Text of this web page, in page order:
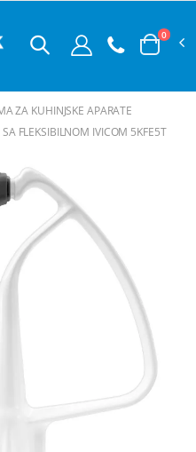
0
ZA KUHINJSKE APARATE
FLEKSIBILNOM IVICOM 5KFE5T